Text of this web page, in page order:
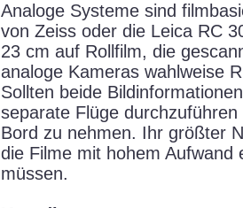
Analoge Systeme sind
von Zeiss oder die Leica RC
23 cm auf Rollfilm, die
analoge Kameras wahlweise
Sollten beide
separate Flüge
Bord zu nehmen. Ihr größter
die Filme mit hohem Aufwand
müssen.